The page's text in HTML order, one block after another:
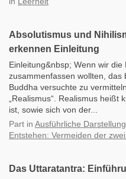
Absolutismus und
erkennen Einleitung
Einleitung&nbsp; Wenn wir
zusammenfassen wollten,
Buddha versuchte zu
„Realismus“. Realismus
ist, sowie sich von der...
Part in Ausführliche
Entstehen: Vermeiden der
Das Uttaratantra: